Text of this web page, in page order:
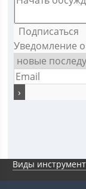
Подписаться
Уведомление о
Виды